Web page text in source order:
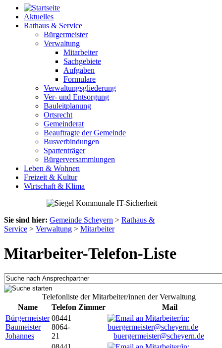
Aktuelles
Rathaus & Service
Bürgermeister
Verwaltung
Mitarbeiter
Sachgebiete
Aufgaben
Formulare
Verwaltungsgliederung
Ver- und Entsorgung
Bauleitplanung
Ortsrecht
Gemeinderat
Beauftragte der Gemeinde
Busverbindungen
Spartenträger
Bürgerversammlungen
Leben & Wohnen
Freizeit & Kultur
Wirtschaft & Klima
Sie sind hier: Gemeinde Scheyern > Rathaus &
Service > Verwaltung > Mitarbeiter
Mitarbeiter-Telefon-Liste
Telefonliste der Mitarbeiter/innen der Verwaltung
Name
Telefon Zimmer
Mail
Bürgermeister
Baumeister
Johannes
08441
8064-
21
buergermeister@scheyern.de